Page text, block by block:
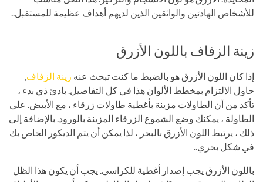
للأشخاص الهادئين والواثقين الذين لديهم أهداف عظيمة للمستقبل..
زينة الزفاف باللون الأزرق
إذا كان اللون الأزرق هو بالضبط ما كنت تبحث عنه زينة الزفاف,
حاول الالتزام بمخطط الألوان هذا في كل التفاصيل. بادئ ذي بدء ،
تأكد من أن الطاولات مزينة بأغطية طاولات زرقاء ، مع الأبيض. على
الطاولة ، يمكنك وضع الشموع الزرقاء المزينة بالورود. بالإضافة إلى
ذلك ، يرتبط اللون الأزرق بالبحر ، لذا يمكن أن يتم الديكور الخاص بك
في شكل بحري..
باللون الأزرق يجب إصدار أغطية للكراسي. يجب أن يكون هذا الظل